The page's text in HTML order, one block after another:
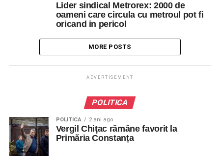
Lider sindical Metrorex: 2000 de
oameni care circula cu metroul pot fi
oricand in pericol
MORE POSTS
ADVERTISEMENT
POLITICA
POLITICA 2 ani ago
Vergil Chiţac rămâne favorit la
Primăria Constanța